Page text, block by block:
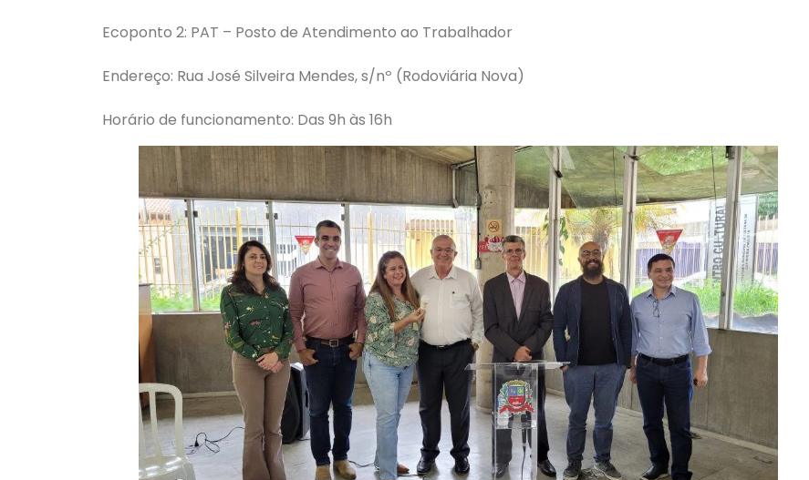
Ecoponto 2: PAT – Posto de Atendimento ao Trabalhador
Endereço: Rua José Silveira Mendes, s/nº (Rodoviária Nova)
Horário de funcionamento: Das 9h às 16h